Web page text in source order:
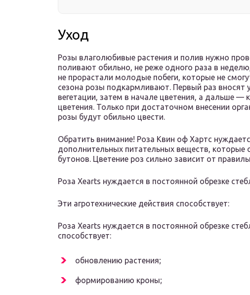
Уход
Розы влаголюбивые растения и полив нужно
поливают обильно, не реже одного раза в
не прорастали молодые побеги, которые не
сезона розы подкармливают. Первый раз вносят
вегетации, затем в начале цветения, а дальше
цветения. Только при достаточном внесении
розы будут обильно цвести.
Обратить внимание! Роза Квин оф Хартс
дополнительных питательных веществ, которые
бутонов. Цветение роз сильно зависит от
Роза Хearts нуждается в постоянной обрезке
Эти агротехнические действия способствует:
Роза Хearts нуждается в постоянной обрезке
способствует:
обновлению растения;
формированию кроны;